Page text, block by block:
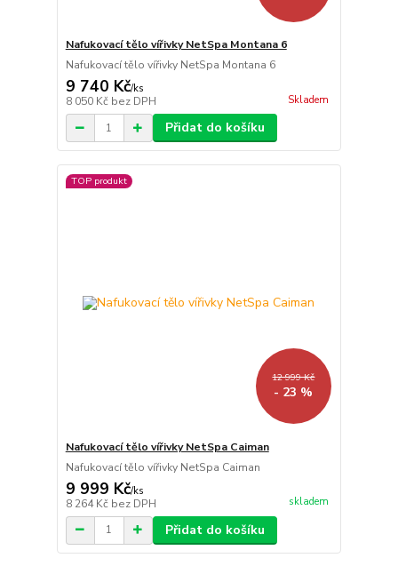
Nafukovací tělo vířivky NetSpa Montana 6
Nafukovací tělo vířivky NetSpa Montana 6
9 740 Kč/ks
8 050 Kč bez DPH Skladem
Přidat do košíku
TOP produkt
12 999 Kč
- 23 %
Nafukovací tělo vířivky NetSpa Caiman
Nafukovací tělo vířivky NetSpa Caiman
9 999 Kč/ks
8 264 Kč bez DPH skladem
Přidat do košíku